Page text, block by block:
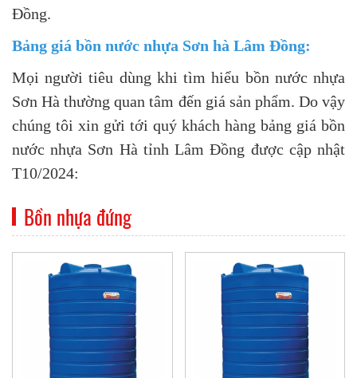
Đồng.
Bảng giá bồn nước nhựa Sơn hà Lâm Đồng:
Mọi người tiêu dùng khi tìm hiểu bồn nước nhựa
Sơn Hà thường quan tâm đến giá sản phẩm. Do vậy
chúng tôi xin gửi tới quý khách hàng bảng giá bồn
nước nhựa Sơn Hà tỉnh Lâm Đồng được cập nhật
T10/2024:
Bồn nhựa đứng